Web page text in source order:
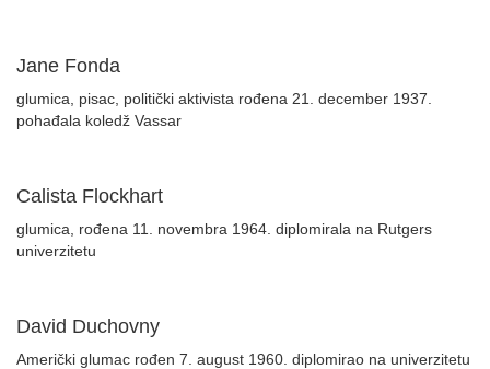
Jane Fonda
glumica, pisac, politički aktivista rođena 21. december 1937.
pohađala koledž Vassar
Calista Flockhart
glumica, rođena 11. novembra 1964. diplomirala na Rutgers
univerzitetu
David Duchovny
Američki glumac rođen 7. august 1960. diplomirao na univerzitetu